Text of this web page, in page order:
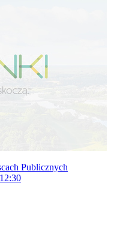
Publicznych